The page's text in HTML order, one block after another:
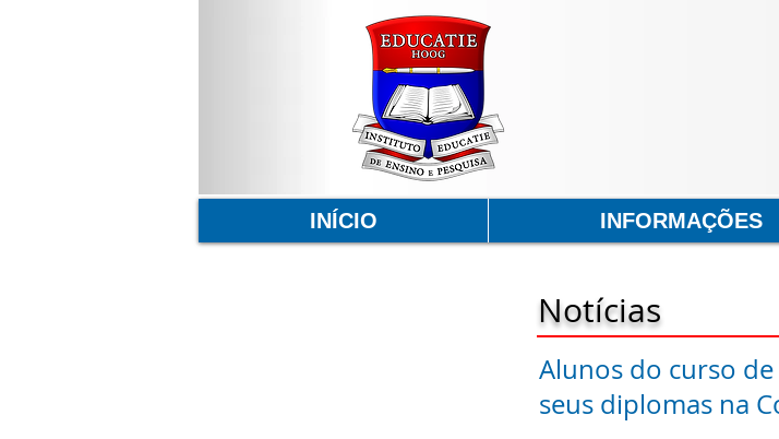
Notícias
Alunos do curso
seus diplomas na
INÍCIO INFORMAÇÕES